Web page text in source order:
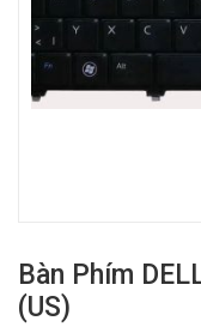
Bàn Phím
(US)